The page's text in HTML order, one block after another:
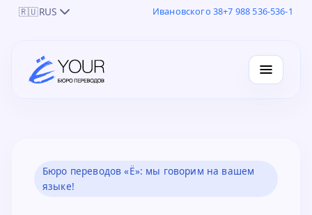
🇷🇺RUS Ивановского 38+7 988 536-536-1
Бюро переводов «Ё»: мы говорим на вашем
языке!